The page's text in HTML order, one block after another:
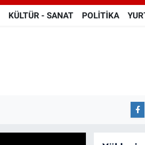
KÜLTÜR - SANAT POLİTİKA